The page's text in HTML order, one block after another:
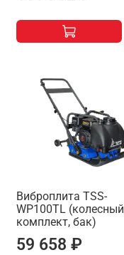
Виброплита TSS-
WP100TL (колесный
комплект, бак)
59 658 ₽